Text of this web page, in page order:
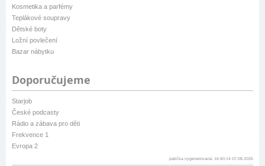
Kosmetika a parfémy
Teplákové soupravy
Dětské boty
Ložní povlečení
Bazar nábytku
Doporučujeme
Starjob
České podcasty
Rádio a zábava pro děti
Frekvence 1
Evropa 2
patička vygenerovaná: 16:40:14 07.08.2026